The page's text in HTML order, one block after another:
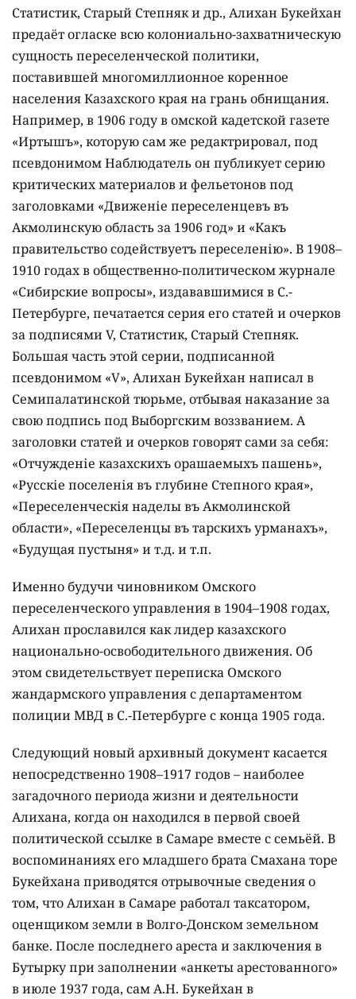
Статистик, Старый Степняк и др., Алихан Букейхан
предаёт огласке всю колониально-захватническую
сущность переселенческой политики,
поставившей многомиллионное коренное
населения Казахского края на грань обнищания.
Например, в 1906 году в омской кадетской газете
«Иртышъ», которую сам же редактрировал, под
псевдонимом Наблюдатель он публикует серию
критических материалов и фельетонов под
заголовками «Движеніе переселенцевъ въ
Акмолинскую область за 1906 год» и «Какъ
правительство содействуетъ переселенію». В 1908–
1910 годах в общественно-политическом журнале
«Сибирские вопросы», издававшимися в С.-
Петербурге, печатается серия его статей и очерков
за подписями V, Статистик, Старый Степняк.
Большая часть этой серии, подписанной
псевдонимом «V», Алихан Букейхан написал в
Семипалатинской тюрьме, отбывая наказание за
свою подпись под Выборгским воззванием. А
заголовки статей и очерков говорят сами за себя:
«Отчужденіе казахскихъ орашаемыхъ пашень»,
«Русскіе поселенія въ глубине Степного края»,
«Переселенческія наделы въ Акмолинской
области», «Переселенцы въ тарскихъ урманахъ»,
«Будущая пустыня» и т.д. и т.п.
Именно будучи чиновником Омского
переселенческого управления в 1904–1908 годах,
Алихан прославился как лидер казахского
национально-освободительного движения. Об
этом свидетельствует переписка Омского
жандармского управления с департаментом
полиции МВД в С.-Петербурге с конца 1905 года.
Следующий новый архивный документ касается
непосредственно 1908–1917 годов – наиболее
загадочного периода жизни и деятельности
Алихана, когда он находился в первой своей
политической ссылке в Самаре вместе с семьёй. В
воспоминаниях его младшего брата Смахана торе
Букейхана приводятся отрывочные сведения о
том, что Алихан в Самаре работал таксатором,
оценщиком земли в Волго-Донском земельном
банке. После последнего ареста и заключения в
Бутырку при заполнении «анкеты арестованного»
в июле 1937 года, сам А.Н. Букейхан в